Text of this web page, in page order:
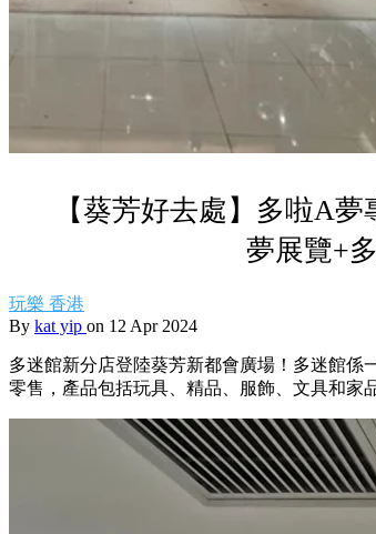
【葵芳好去處】多啦A
夢展覽+
玩樂 香港
By kat yip on 12 Apr 2024
多迷館新分店登陸葵芳新都會廣場！多迷館
零售，產品包括玩具、精品、服飾、文具和家